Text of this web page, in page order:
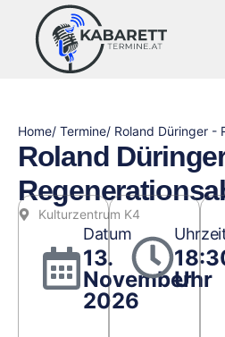
Home/ Termine/ Roland Düringer -
Roland
Kulturzentrum K4
Datum
13.
November
2026
Uhr